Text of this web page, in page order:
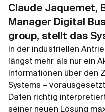
Claude Jaquemet,
Manager Digital
group, stellt das
In der industriellen
längst mehr als nur ein
Informationen über den
Systems –
Daten richtig
seiner neuen Lösung